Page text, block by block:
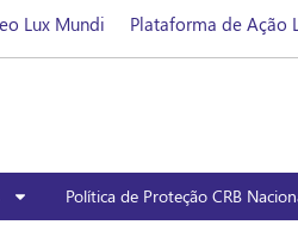
Lux Mundi Plataforma de Ação
Política de Proteção CRB